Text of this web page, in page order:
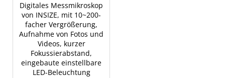
Digitales Messmikroskop
von INSIZE, mit 10~200-
facher Vergrößerung,
Aufnahme von Fotos und
Videos, kurzer
Fokussierabstand,
eingebaute einstellbare
LED-Beleuchtung